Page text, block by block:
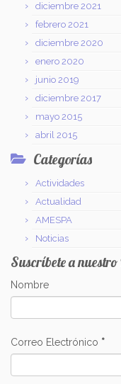
diciembre 2021
febrero 2021
diciembre 2020
enero 2020
junio 2019
diciembre 2017
mayo 2015
abril 2015
Categorías
Actividades
Actualidad
AMESPA
Noticias
Suscríbete a
Nombre
Correo Electrónico *